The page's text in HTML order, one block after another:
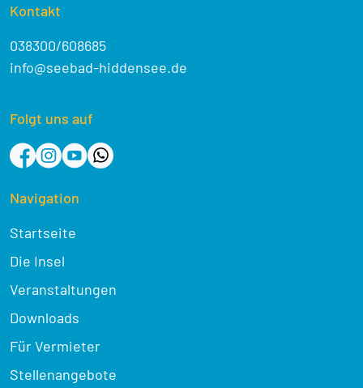
Kontakt
038300/608685
info@seebad-hiddensee.de
Folgt uns auf
Navigation
Startseite
Die Insel
Veranstaltungen
Downloads
Für Vermieter
Stellenangebote